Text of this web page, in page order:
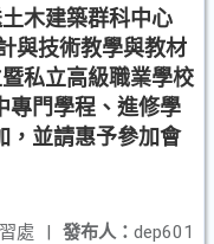
木建築群科中心
與技術教學與教材
私立高級職業學校
專門學程、進修學
，並請惠予參加會
發布人： dep601
處 |